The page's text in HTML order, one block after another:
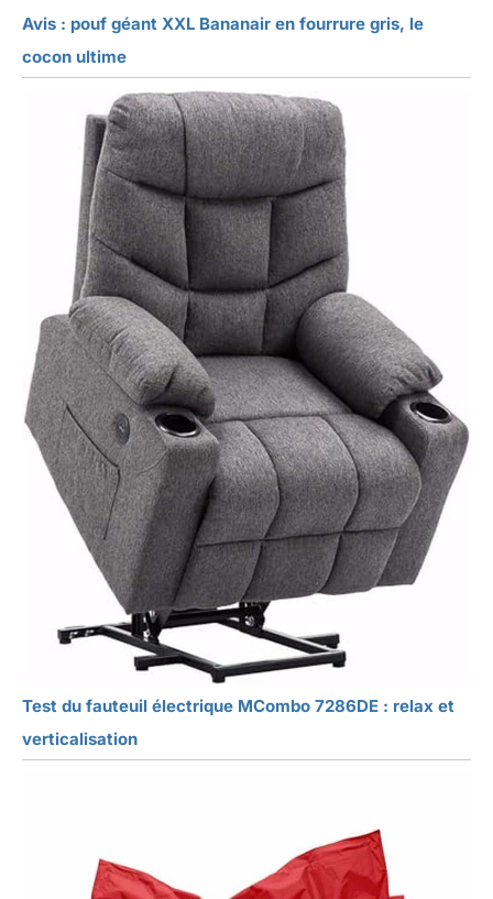
Avis : pouf géant XXL Bananair en fourrure gris, le
cocon ultime
Test du fauteuil électrique MCombo 7286DE : relax et
verticalisation